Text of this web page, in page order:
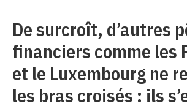
De surcroît, d’autres
financiers comme les
et le Luxembourg ne
les bras croisés : ils